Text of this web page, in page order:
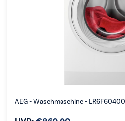
AEG - Waschmaschine - LR6F60400